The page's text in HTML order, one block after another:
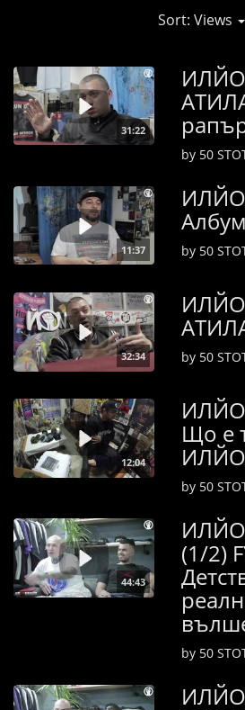
Sort: Views
31:22
by 50
11:37 by 50
32:34 by 50
12:04
Що е
by 50
44:43
(1/2)
by 50